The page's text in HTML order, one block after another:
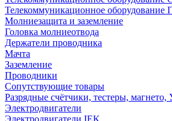
Телекоммуникационное оборудование
Молниезащита и заземление
Головка молниеотвода
Держатели проводника
Мачта
Заземление
Проводники
Сопутствующие товары
Разрядные счётчики, тестеры,
Электродвигатели
Электродвигатели IEK